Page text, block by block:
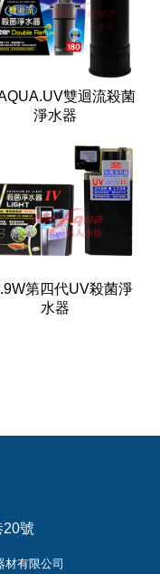
雙迴流殺菌
淨水器
第四代UV殺菌淨
水器
20號
有限公司